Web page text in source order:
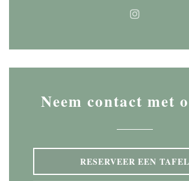
Instagram
Neem contact met
RESERVEER EEN TAFEL